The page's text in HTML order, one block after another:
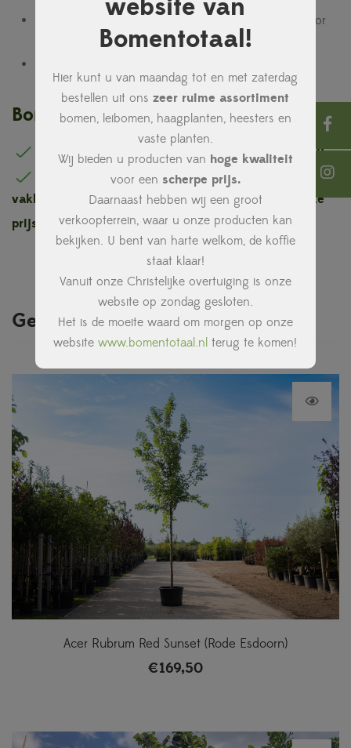
website van
Bomentotaal!
Hier kunt u van maandag tot en met zaterdag
bestellen uit onszeer ruime assortiment
bomen, leibomen, haagplanten, heesters en
vaste planten.
Wij bieden u producten van hoge kwaliteit
voor een scherpe prijs.
Daarnaast hebben wij een groot
verkoopterrein, waar u onze producten kan
bekijken. U bent van harte welkom, de koffie
staat klaar!
Vanuit onze Christelijke overtuiging is onze
website op zondag gesloten.
Het is de moeite waard om morgen op onze
websitewww.bomentotaal.nl terug te komen!
alle grondsoorten, voorkeur voor
waterdoorlatende grond
Bomentotaal is hét unieke concept !
Eigen kwekerij inclusief kennis en vakmanschap
Eigen bezorg en aanplantservice door ons
vakkundig team
Hoge kwaliteit voor een eerlijke
prijs
Gerelateerde producten
Acer Rubrum Red Sunset (Rode Esdoorn)
€169,50